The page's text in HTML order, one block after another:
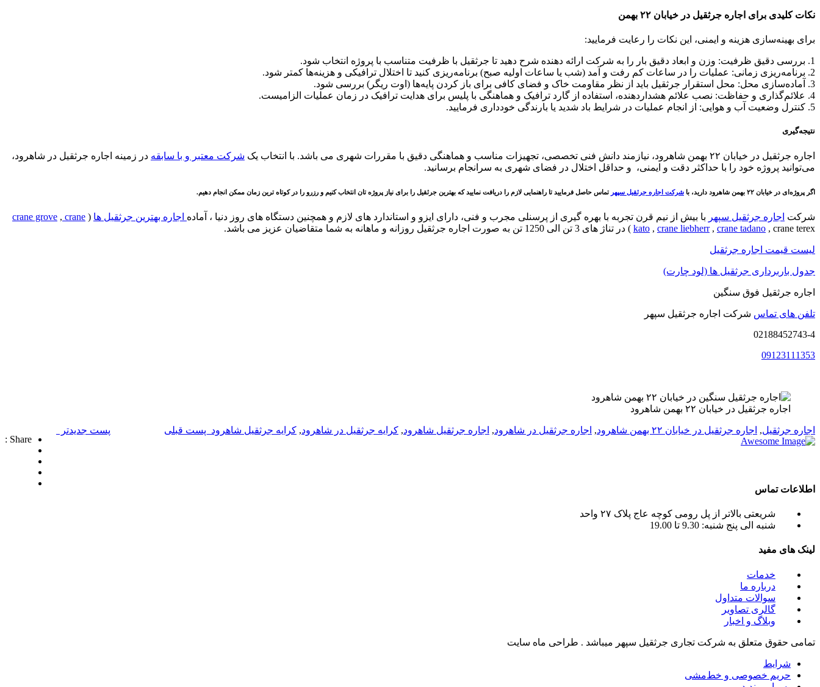
نکات کلیدی برای اجاره جرثقیل در خیابان ۲۲ بهمن
برای بهینه‌سازی هزینه و ایمنی، این نکات را رعایت فرمایید:
1. بررسی دقیق ظرفیت: وزن و ابعاد دقیق بار را به شرکت ارائه دهنده شرح دهید تا جرثقیل با ظرفیت متناسب با پروژه انتخاب شود.
2. برنامه‌ریزی زمانی: عملیات را در ساعات کم‌ رفت و آمد (شب یا ساعات اولیه صبح) برنامه‌ریزی کنید تا اختلال ترافیکی و هزینه‌ها کمتر شود.
3. آماده‌سازی محل: محل استقرار جرثقیل باید از نظر مقاومت خاک و فضای کافی برای باز کردن پایه‌ها (اوت ریگر) بررسی شود.
4. علائم‌گذاری و حفاظت: نصب علائم هشداردهنده، استفاده از گارد ترافیک و هماهنگی با پلیس برای هدایت ترافیک در زمان عملیات الزامیست.
5. کنترل وضعیت آب و هوایی: از انجام عملیات در شرایط باد شدید یا بارندگی خودداری فرمایید.
نتیجه‌گیری
اجاره جرثقیل در خیابان ۲۲ بهمن شاهرود، نیازمند دانش فنی تخصصی، تجهیزات مناسب و هماهنگی دقیق با مقررات شهری می باشد. با انتخاب یک شرکت معتبر و با سابقه در زمینه اجاره جرثقیل در شاهرود،
می‌توانید پروژه خود را با حداکثر دقت و ایمنی، و حداقل اختلال در فضای شهری به سرانجام برسانید.
اگر پروژه‌ای در خیابان ۲۲ بهمن شاهرود دارید، با شرکت اجاره جرثقیل سپهر تماس حاصل فرمایید تا راهنمایی لازم را دریافت نمایید که بهترین جرثقیل را برای نیاز پروژه تان انتخاب کنیم و رزرو را در کوتاه ترین زمان ممکن انجام دهیم.
شرکت اجاره جرثقیل سپهر با بیش از نیم قرن تجربه با بهره گیری از پرسنلی مجرب و فنی، دارای ایزو و استاندارد های لازم و همچنین دستگاه های روز دنیا ، آماده اجاره بهترین جرثقیل ها (
crane grove , crane
kato , crane liebherr, crane tadano , crane terex ) در تناژ های 3 تن الی 1250 تن به صورت اجاره جرثقیل روزانه و ماهانه به شما متقاضیان عزیز می باشد.
لیست قیمت اجاره جرثقیل
جدول باربرداری جرثقیل ها (لود چارت)
اجاره جرثقیل فوق سنگین
تلفن های تماس شرکت اجاره جرثقیل سپهر
02188452743-4
09123111353
اجاره جرثقیل در خیابان ۲۲ بهمن شاهرود
اجاره جرثقیل, اجاره جرثقیل در خیابان ۲۲ بهمن شاهرود , اجاره جرثقیل در شاهرود, اجاره جرثقیل شاهرود, کرایه جرثقیل در شاهرود, کرایه جرثقیل شاهرود
Share :
پست قبلی پست جدیدتر
اطلاعات تماس
شریعتی بالاتر از پل رومی کوچه عاج پلاک ۲۷ واحد
شنبه الی پنج شنبه: 9.30 تا 19.00
لینک های مفید
خدمات
درباره ما
سوالات متداول
گالری تصاویر
وبلاگ و اخبار
تمامی حقوق متعلق به شرکت تجاری جرثقیل سپهر میباشد . طراحی ماه سایت
شرایط
حریم خصوصی و خط‌مشی